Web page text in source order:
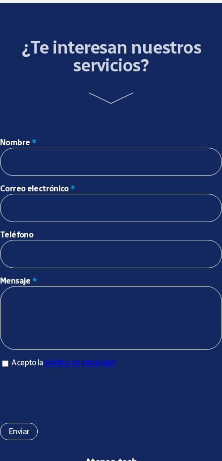
¿Te interesan nuestros
servicios?
Nombre *
Correo electrónico *
Teléfono
Mensaje *
Acepto la política de privacidad
Acepto la política de privacidad